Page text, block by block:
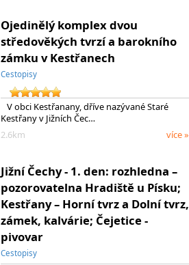
Ojedinělý komplex dvou
středověkých tvrzí a barokního
zámku v Kestřanech
Cestopisy
V obci Kestřanany, dříve nazývané Staré
Kestřany v Jižních Čec…
2.6km
více »
Jižní Čechy - 1. den: rozhledna –
pozorovatelna Hradiště u Písku;
Kestřany – Horní tvrz a Dolní tvrz,
zámek, kalvárie; Čejetice -
pivovar
Cestopisy